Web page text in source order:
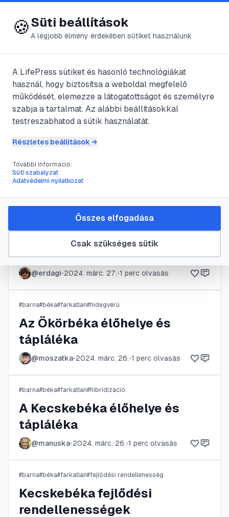
😍 LifePress
🏷️#béka
47cikk található ezzel a címkével
Vigyázz mérgező, a világ
legkisebb békája
@gabriel•2025. júl. 15.•1perc olvasás
Az Ökörbéka jellegzetességei
@erdagi•2024. márc. 27.•1 perc olvasás
#barna#béka#farkatlan#hidegvérű
Az Ökörbéka élőhelye és
tápláléka
@moszatka•2024. márc. 26.•1 perc olvasás
#barna#béka#farkatlan#hibridizáció
A Kecskebéka élőhelye és
tápláléka
@manuska•2024. márc. 26.•1 perc olvasás
#barna#béka#farkatlan#fejlődési rendellenesség
Kecskebéka fejlődési
rendellenességek
🍪Süti beállítások
A legjobb élmény érdekében sütiket használunk
A LifePress sütiket és hasonló technológiákat
használ, hogy biztosítsa a weboldal megfelelő
működését, elemezze a látogatottságot és személyre
szabja a tartalmat. Az alábbi beállításokkal
testreszabhatod a sütik használatát.
Részletes beállítások →
További információ:
Süti szabályzat
Adatvédelmi nyilatkozat
Csak szükséges sütik
Összes elfogadása